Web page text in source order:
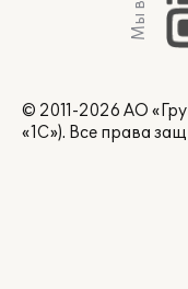
© 2011-2026 АО
«1С»). Все права